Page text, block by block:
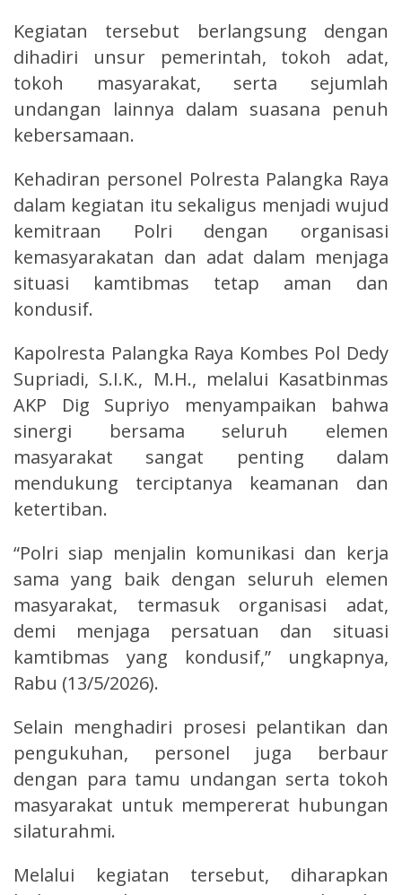
Kegiatan tersebut berlangsung dengan
dihadiri unsur pemerintah, tokoh adat,
tokoh masyarakat, serta sejumlah
undangan lainnya dalam suasana penuh
kebersamaan.
Kehadiran personel Polresta Palangka Raya
dalam kegiatan itu sekaligus menjadi wujud
kemitraan Polri dengan organisasi
kemasyarakatan dan adat dalam menjaga
situasi kamtibmas tetap aman dan
kondusif.
Kapolresta Palangka Raya Kombes Pol Dedy
Supriadi, S.I.K., M.H., melalui Kasatbinmas
AKP Dig Supriyo menyampaikan bahwa
sinergi bersama seluruh elemen
masyarakat sangat penting dalam
mendukung terciptanya keamanan dan
ketertiban.
“Polri siap menjalin komunikasi dan kerja
sama yang baik dengan seluruh elemen
masyarakat, termasuk organisasi adat,
demi menjaga persatuan dan situasi
kamtibmas yang kondusif,” ungkapnya,
Rabu (13/5/2026).
Selain menghadiri prosesi pelantikan dan
pengukuhan, personel juga berbaur
dengan para tamu undangan serta tokoh
masyarakat untuk mempererat hubungan
silaturahmi.
Melalui kegiatan tersebut, diharapkan